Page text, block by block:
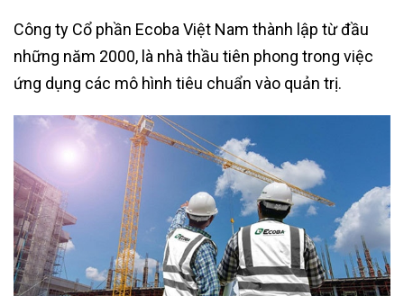
Công ty Cổ phần Ecoba Việt Nam thành lập từ đầu
những năm 2000, là nhà thầu tiên phong trong việc
ứng dụng các mô hình tiêu chuẩn vào quản trị.